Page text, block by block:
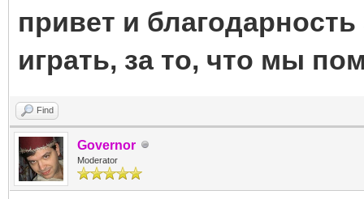
привет и
играть, за то, что мы
Find
Governor
Moderator